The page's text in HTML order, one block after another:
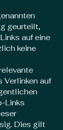
geurteilt,
auf eine
keine
Verlinken auf
Links
Dies gilt